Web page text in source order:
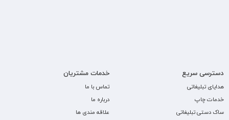
دسترسی سریع
هدایای تبلیغاتی
خدمات چاپ
ساک دستی تبلیغاتی
خدمات مشتریان
تماس با ما
درباره ما
علاقه مندی ها